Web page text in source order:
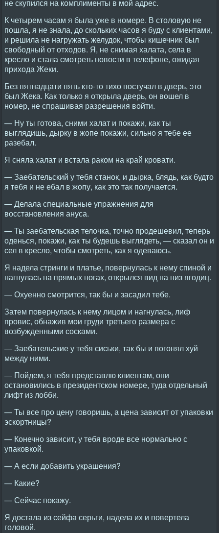
не скупился на комплименты в мой адрес.
К четырем часам я была уже в номере. В столовую не
пошла, я не знала, до скольких часов я буду с клиентами,
и решила не нагружать желудок, чтобы кишечник был
свободный от отходов. Я, не снимая халата, села в
кресло и стала смотреть новости в телефоне, ожидая
прихода Жеки.
Без пятнадцати пять кто-то тихо постучал в дверь, это
был Жека. Как только я открыла дверь, он вошел в
номер, не спрашивая разрешения войти.
— Ну ты готова, сними халат и покажи, как ты
выглядишь, дырку в жопе покажи, сильно я тебе ее
разебал.
Я сняла халат и встала раком на край кровати.
— Заебательский у тебя станок, и дырка, блядь, как будто
я тебя и не ебал в жопу, как это так получается.
— Делала специальные упражнения для
восстановления ануса.
— Ты заебательская телочка, точно продешевил, теперь
оденься, покажи, как ты будешь выглядеть, — сказал он и
сел в кресло, чтобы смотреть, как я одеваюсь.
Я надела стринги и платье, повернулась к нему спиной и
нагнулась на прямых ногах, открылся вид на низ ягодиц.
— Охуенно смотрится, так бы и засадил тебе.
Затем повернулась к нему лицом и нагнулась, лиф
провис, обнажив мои груди третьего размера с
возбужденными сосками.
— Заебательские у тебя сиськи, так бы и погонял хуй
между ними.
— Пойдем, я тебя представлю клиентам, они
остановились в президентском номере, туда отдельный
лифт из лобби.
— Ты все про цену говоришь, а цена зависит от упаковки
эскортницы?
— Конечно зависит, у тебя вроде все нормально с
упаковкой.
— А если добавить украшения?
— Какие?
— Сейчас покажу.
Я достала из сейфа серьги, надела их и повертела
головой.